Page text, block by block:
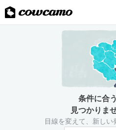
条件に合
見つかりま
目線を変えて、新しい